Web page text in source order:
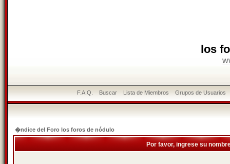
los
F.A.Q. Buscar Lista de Miembros Grupos de Usuarios
�ndice del Foro los foros de nódulo
Por favor, ingrese su